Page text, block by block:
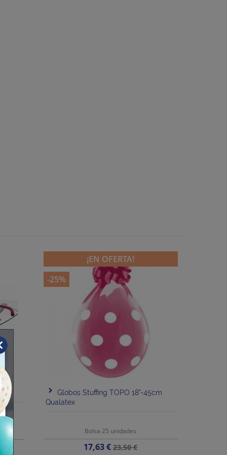
Globos Stuffing TOPO 18"-45cm
Qualatex
Bolsa 25 unidades
Precio
17,63 €Precio
23,50 €
¡EN OFERTA!
-25%